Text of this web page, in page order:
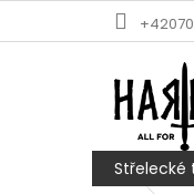
Střelecké